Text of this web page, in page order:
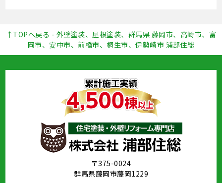
↑TOPへ戻る - 外壁塗装、屋根塗装、群馬県 藤岡市、高崎市、富
岡市、安中市、前橋市、桐生市、伊勢崎市 浦部住総
〒375-0024
群馬県藤岡市藤岡1229